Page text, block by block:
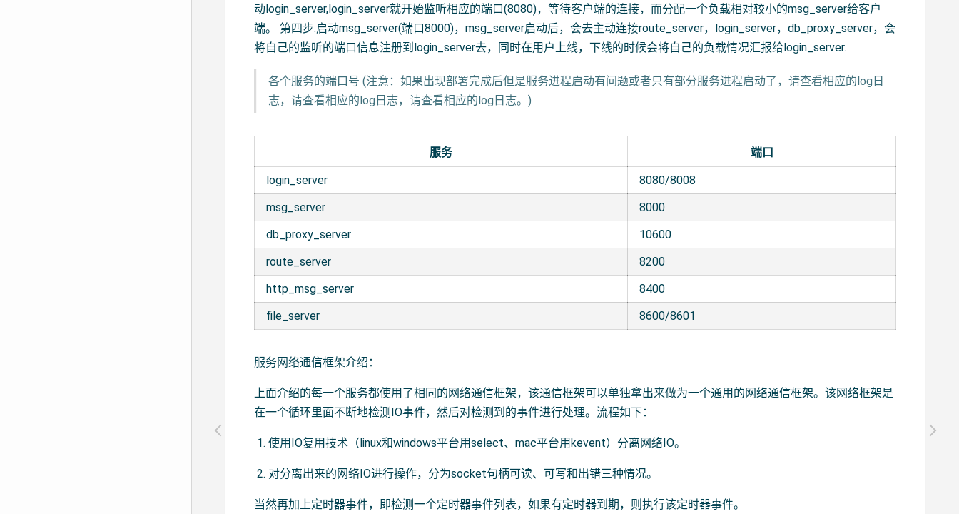
动login_server,login_server就开始监听相应的端口(8080)，等待客户端的连接，而分配一个负载相对较小的msg_server给客户
端。 第四步:启动msg_server(端口8000)，msg_server启动后，会去主动连接route_server，login_server，db_proxy_server，会
将自己的监听的端口信息注册到login_server去，同时在用户上线，下线的时候会将自己的负载情况汇报给login_server.
各个服务的端口号 (注意：如果出现部署完成后但是服务进程启动有问题或者只有部分服务进程启动了，请查看相应的log日
志，请查看相应的log日志，请查看相应的log日志。)
服务 端口
login_server
8080/8008
msg_server
8000
db_proxy_server
10600
route_server
8200
http_msg_server
8400
file_server
8600/8601
服务网络通信框架介绍：
上面介绍的每一个服务都使用了相同的网络通信框架，该通信框架可以单独拿出来做为一个通用的网络通信框架。该网络框架是
在一个循环里面不断地检测IO事件，然后对检测到的事件进行处理。流程如下：
使用IO复用技术（linux和windows平台用select、mac平台用kevent）分离网络IO。
对分离出来的网络IO进行操作，分为socket句柄可读、可写和出错三种情况。
当然再加上定时器事件，即检测一个定时器事件列表，如果有定时器到期，则执行该定时器事件。